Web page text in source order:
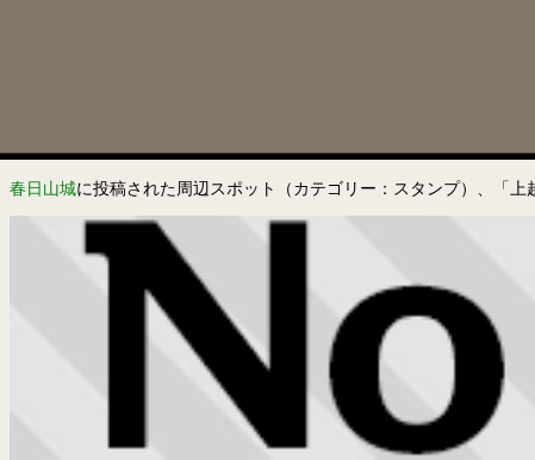
春日山城に投稿された周辺スポット（カテゴリー：スタンプ）、「上